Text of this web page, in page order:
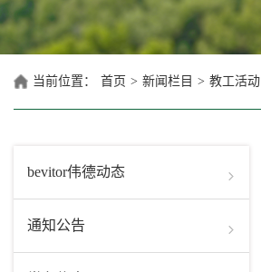
当前位置： 首页 > 新闻栏目 > 教工活动
bevitor伟德动态
通知公告